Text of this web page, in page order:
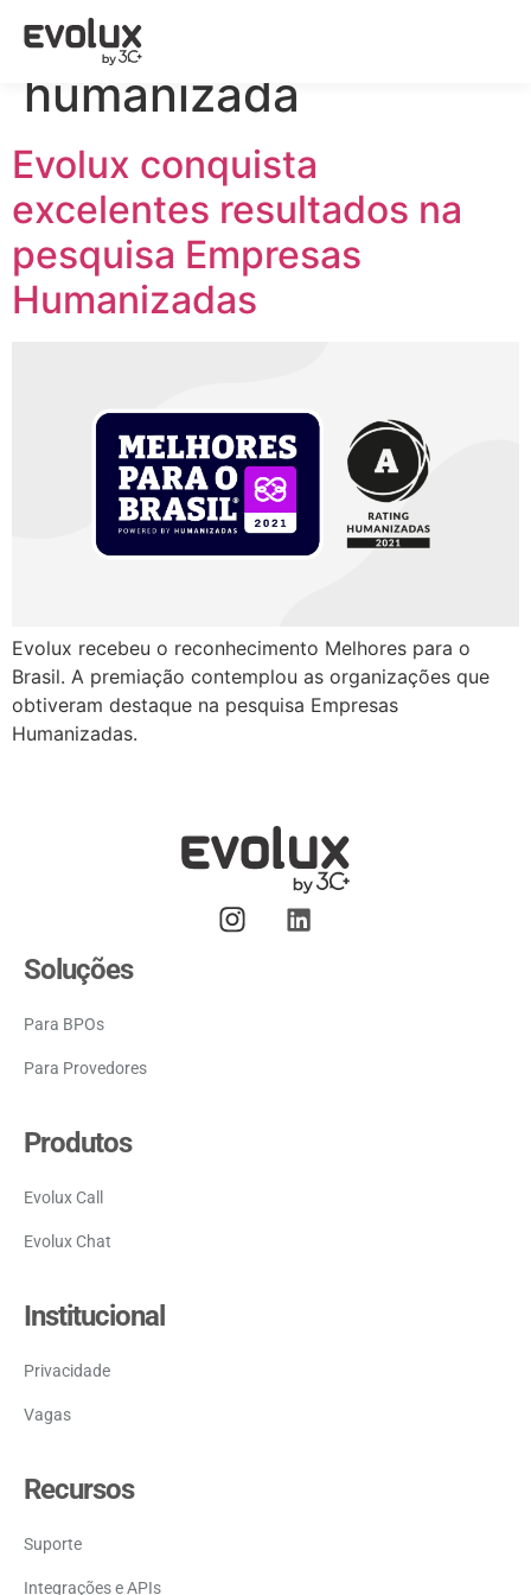
Tag:gestão
humanizada
Evolux conquista
excelentes resultados na
pesquisa Empresas
Humanizadas
Evolux recebeu o reconhecimento Melhores para o
Brasil. A premiação contemplou as organizações que
obtiveram destaque na pesquisa Empresas
Humanizadas.
Soluções
Para BPOs
Para Provedores
Produtos
Evolux Call
Evolux Chat
Institucional
Privacidade
Vagas
Recursos
Suporte
Integrações e APIs